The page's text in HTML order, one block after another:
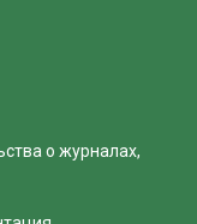
о журналах,